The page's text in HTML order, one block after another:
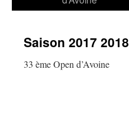
Saison 2017 2018
33 ème Open d’Avoine